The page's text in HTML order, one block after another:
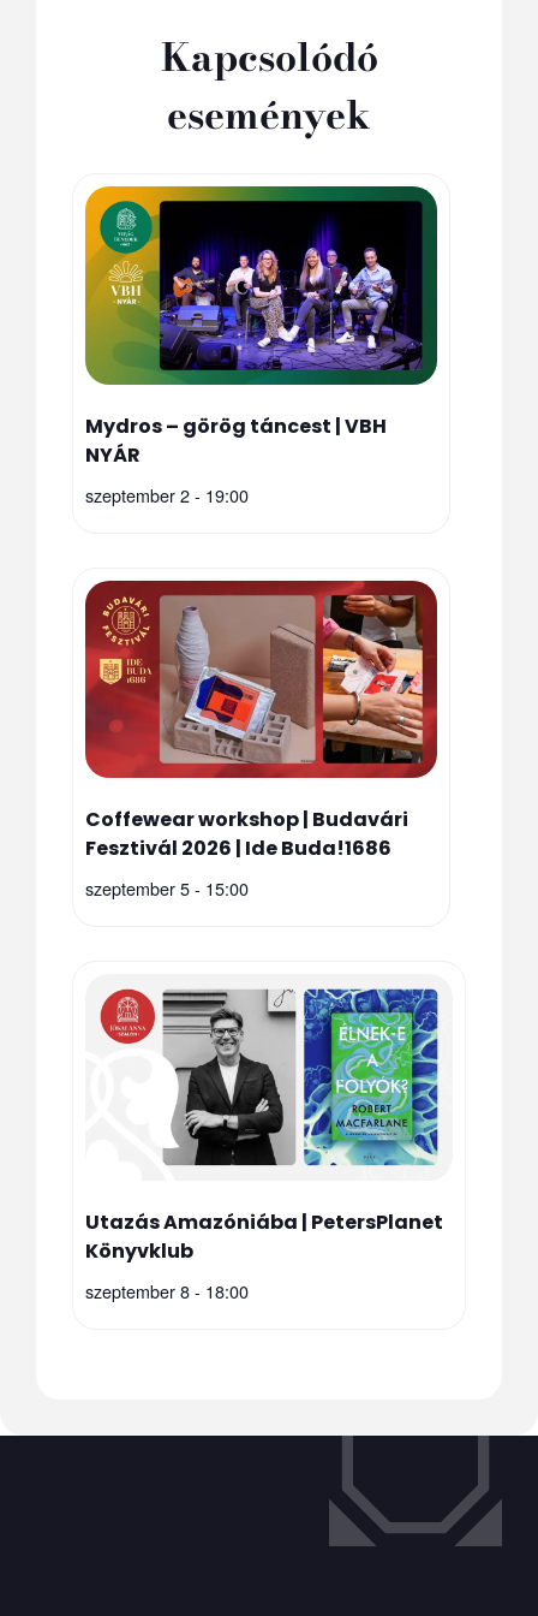
Kapcsolódó
események
Mydros – görög táncest | VBH
NYÁR
szeptember 2 - 19:00
Coffewear workshop | Budavári
Fesztivál 2026 | Ide Buda!1686
szeptember 5 - 15:00
Utazás Amazóniába | PetersPlanet
Könyvklub
szeptember 8 - 18:00